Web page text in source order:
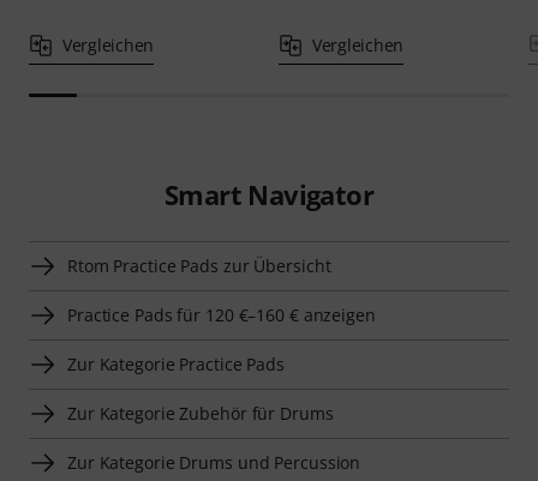
Vergleichen Vergleichen
Smart Navigator
Rtom Practice Pads zur Übersicht
Practice Pads für 120 €–160 € anzeigen
Zur Kategorie Practice Pads
Zur Kategorie Zubehör für Drums
Zur Kategorie Drums und Percussion